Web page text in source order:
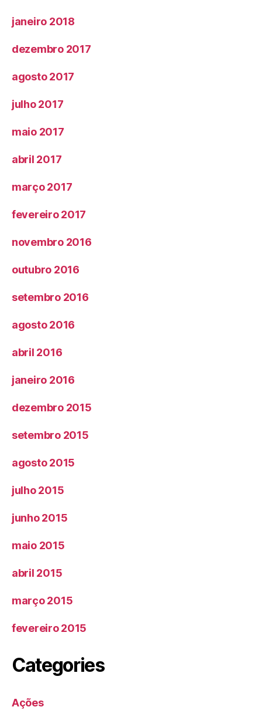
janeiro 2018
dezembro 2017
agosto 2017
julho 2017
maio 2017
abril 2017
março 2017
fevereiro 2017
novembro 2016
outubro 2016
setembro 2016
agosto 2016
abril 2016
janeiro 2016
dezembro 2015
setembro 2015
agosto 2015
julho 2015
junho 2015
maio 2015
abril 2015
março 2015
fevereiro 2015
Categories
Ações